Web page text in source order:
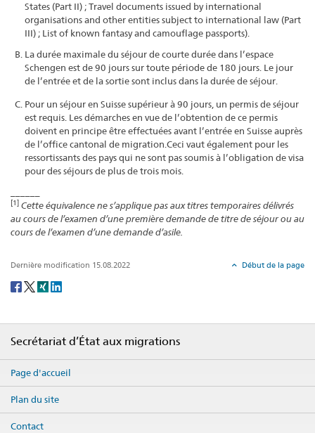
States (Part II) ; Travel documents issued by international
organisations and other entities subject to international law (Part
III) ; List of known fantasy and camouflage passports).
La durée maximale du séjour de courte durée dans l’espace
Schengen est de 90 jours sur toute période de 180 jours. Le jour
de l’entrée et de la sortie sont inclus dans la durée de séjour.
Pour un séjour en Suisse supérieur à 90 jours, un permis de séjour
est requis. Les démarches en vue de l’obtention de ce permis
doivent en principe être effectuées avant l’entrée en Suisse auprès
de l’office cantonal de migration.Ceci vaut également pour les
ressortissants des pays qui ne sont pas soumis à l’obligation de visa
pour des séjours de plus de trois mois.
[1] Cette équivalence ne s’applique pas aux titres temporaires délivrés
au cours de l’examen d’une première demande de titre de séjour ou au
cours de l’examen d’une demande d’asile.
Dernière modification 15.08.2022 Début de la page
Social
Secrétariat d’État aux migrations
Page d'accueil
Plan du site
Contact